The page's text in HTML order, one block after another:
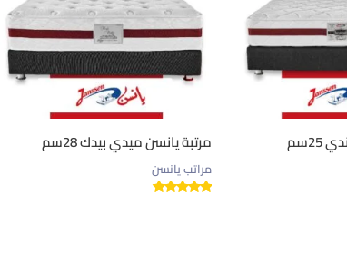
مرتبة يانسن ميدي بيدك 28سم
مراتب يانسن